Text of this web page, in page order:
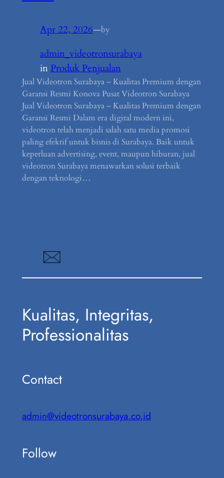
Apr 22, 2026—by
admin_videotronsurabaya
in Produk Penjualan
Jual Videotron Surabaya – Kualitas Premium dengan
Garansi Resmi Konova Pusat Videotron Surabaya
Jual Videotron Surabaya – Kualitas Premium dengan
Garansi Resmi Dalam era digital modern ini,
videotron telah menjadi salah satu media promosi
paling efektif untuk bisnis di Surabaya. Baik untuk
keperluan advertising, event, maupun hiburan, jual
videotron Surabaya menawarkan solusi terbaik
dengan teknologi…
Kualitas, Integritas,
Professionalitas
Contact
admin@videotronsurabaya.co,id
Follow